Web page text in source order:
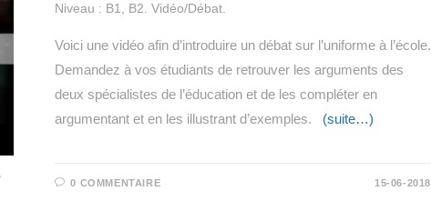
Niveau : B1, B2. Vidéo/Débat.
Voici une vidéo afin d’introduire un débat sur l’uniforme à l’école.
Demandez à vos étudiants de retrouver les arguments des
deux spécialistes de l’éducation et de les compléter en
argumentant et en les illustrant d’exemples. (suite…)
0 COMMENTAIRE 15-06-2018